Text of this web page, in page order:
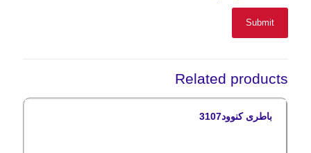
Related products
باطری کنوود3107